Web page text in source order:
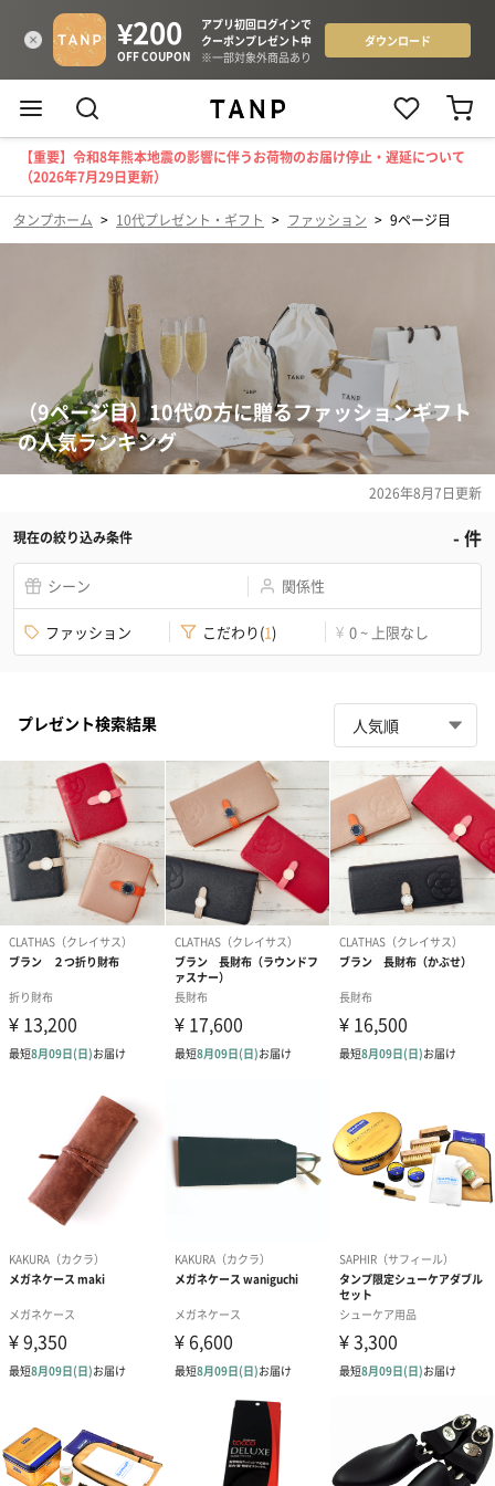
【重要】令和8年熊本地震の影響に伴うお荷物のお届け停止・遅延について
（2026年7月29日更新）
タンプホーム > 10代プレゼント・ギフト > ファッション > 9ページ目
（9ページ目）10代の方に贈るファッションギフト
の人気ランキング
2026年8月7日更新
現在の絞り込み条件 -件
シーン 関係性
ファッション こだわり(1) ¥ 0 ~ 上限なし
プレゼント検索結果